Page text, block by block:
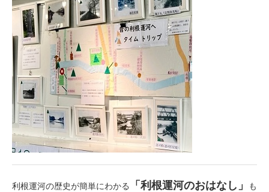
利根運河の歴史が簡単にわかる 「利根運河のおはなし」
も